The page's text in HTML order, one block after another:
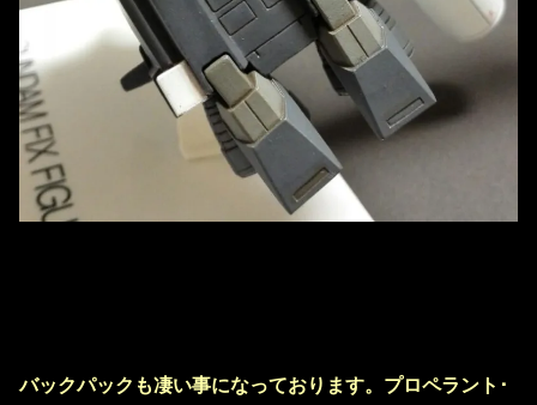
バックパックも凄い事になっております。プロペラント･